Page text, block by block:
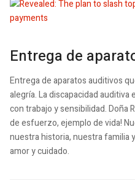
Entrega de
Entrega de aparatos auditivos
alegría. La discapacidad auditiva
con trabajo y sensibilidad. Doña
de esfuerzo, ejemplo de vida!
nuestra historia, nuestra familia
amor y cuidado.